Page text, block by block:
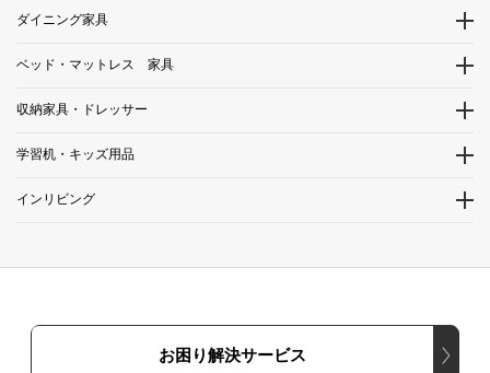
ダイニング家具
ベッド・マットレス 家具
収納家具・ドレッサー
学習机・キッズ用品
インリビング
お困り解決サービス